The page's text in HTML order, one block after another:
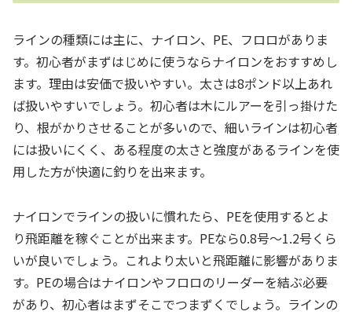
ラインの種類には主に、ナイロン、PE、フロロがありま
す。初心者がまずはじめに使うならナイロンをおすすめし
ます。理由は安価で扱いやすい。太さは8ポンド以上あれ
ば扱いやすいでしょう。初心者は木にルアーを引っ掛けた
り、根がかりさせることが多いので、細いラインは初心者
には扱いにくく、ある程度の太さと強度があるラインを使
用した方が快適に釣りを出来ます。
ナイロンでラインの扱いに慣れたら、PEを使用するとよ
り飛距離を稼ぐことが出来ます。PEなら0.8号〜1.2号くら
いが良いでしょう。これより太いと飛距離に影響がありま
す。PEの場合はナイロンやフロロのリーダーを結ぶ必要
があり、初心者はまずそこでつまずくでしょう。ラインの